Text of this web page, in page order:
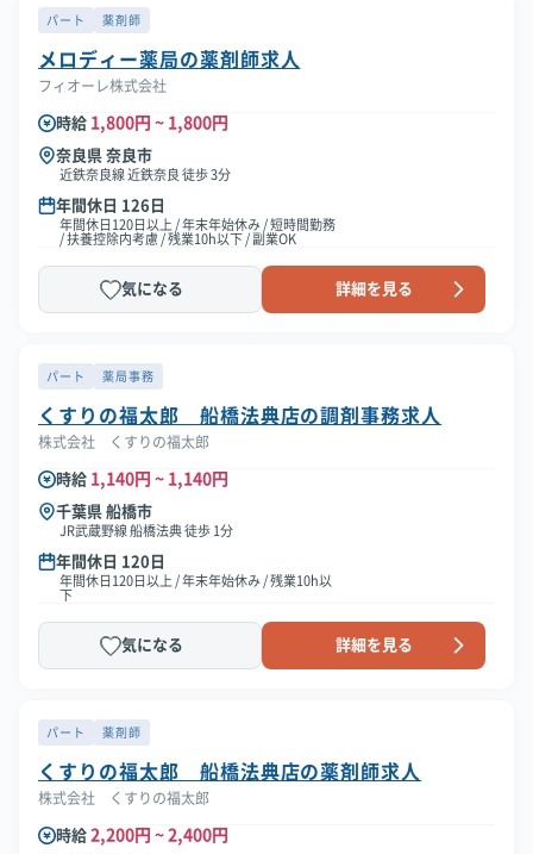
パート 薬剤師
メロディー薬局の薬剤師求人
フィオーレ株式会社
時給 1,800円 ~ 1,800円
奈良県 奈良市
近鉄奈良線 近鉄奈良 徒歩 3分
年間休日 126日
年間休日120日以上 / 年末年始休み / 短時間勤務
/ 扶養控除内考慮 / 残業10h以下 / 副業OK
気になる 詳細を見る
パート 薬局事務
くすりの福太郎 船橋法典店の調剤事務求人
株式会社 くすりの福太郎
時給 1,140円 ~ 1,140円
千葉県 船橋市
JR武蔵野線 船橋法典 徒歩 1分
年間休日 120日
年間休日120日以上 / 年末年始休み / 残業10h以
下
気になる 詳細を見る
パート 薬剤師
くすりの福太郎 船橋法典店の薬剤師求人
株式会社 くすりの福太郎
時給 2,200円 ~ 2,400円